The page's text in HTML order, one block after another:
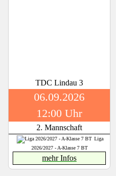
TDC Lindau 3
06.09.2026
12:00 Uhr
2. Mannschaft
Liga
2026/2027 - A-Klasse 7 BT
mehr Infos